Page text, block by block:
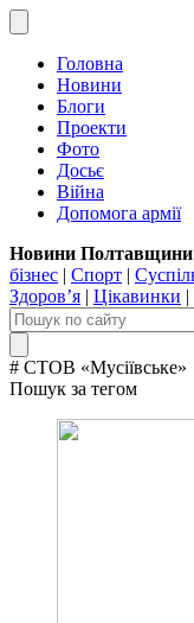
Головна
Новини
Блоги
Проекти
Фото
Досьє
Війна
Допомога армії
Новини
бізнес | Спорт |
Здоров’я | Цікавинки |
# СТОВ «Мусіївське»
Пошук за тегом